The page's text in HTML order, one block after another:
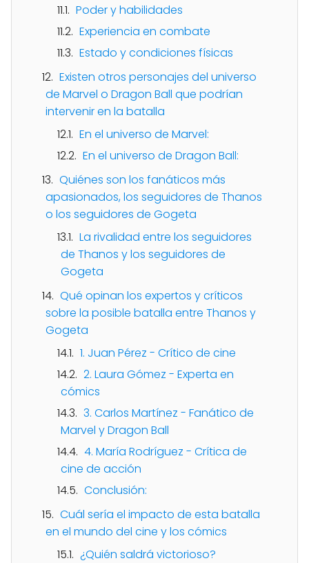
Poder y habilidades
Experiencia en combate
Estado y condiciones físicas
Existen otros personajes del universo
de Marvel o Dragon Ball que podrían
intervenir en la batalla
En el universo de Marvel:
En el universo de Dragon Ball:
Quiénes son los fanáticos más
apasionados, los seguidores de Thanos
o los seguidores de Gogeta
La rivalidad entre los seguidores
de Thanos y los seguidores de
Gogeta
Qué opinan los expertos y críticos
sobre la posible batalla entre Thanos y
Gogeta
1. Juan Pérez - Crítico de cine
2. Laura Gómez - Experta en
cómics
3. Carlos Martínez - Fanático de
Marvel y Dragon Ball
4. María Rodríguez - Crítica de
cine de acción
Conclusión:
Cuál sería el impacto de esta batalla
en el mundo del cine y los cómics
¿Quién saldrá victorioso?